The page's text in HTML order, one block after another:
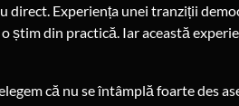
direct. Experiența unei tranziții
știm din practică. Iar această
că nu se întâmplă foarte des